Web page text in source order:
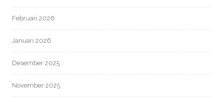
Februari 2026
Januari 2026
Desember 2025
November 2025